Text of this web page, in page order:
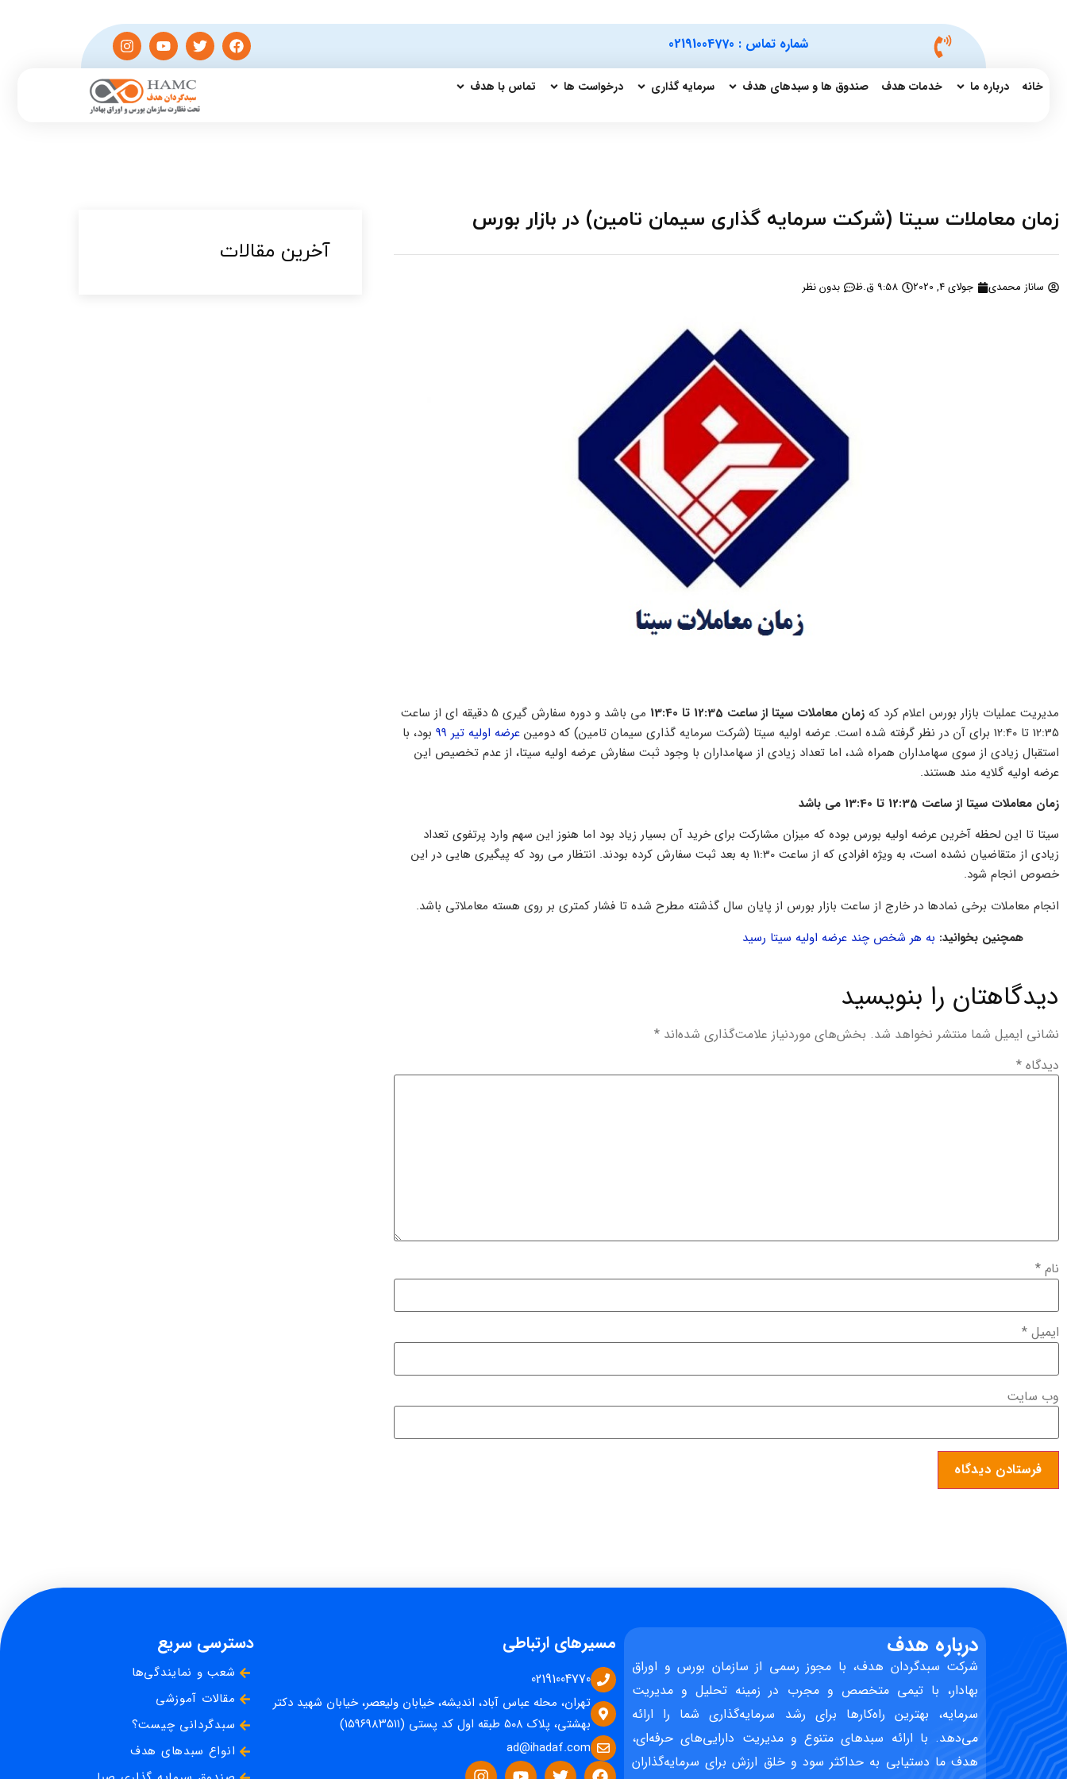
شماره تماس : 02191004770
خانه درباره ما خدمات هدف صندوق ها و سبدهای هدف سرمایه گذاری درخواست ها تماس با هدف
زمان معاملات سیتا (شرکت سرمایه گذاری سیمان تامین) در بازار بورس
ساناز محمدی جولای 4, 2020 9:58 ق.ظ بدون نظر
مدیریت عملیات بازار بورس اعلام کرد که زمان معاملات سیتا از ساعت 12:35 تا 13:40
می باشد و دوره سفارش گیری 5 دقیقه ای از ساعت
12:35 تا 12:40 برای آن در نظر گرفته شده است. عرضه اولیه سیتا (شرکت سرمایه گذاری سیمان تامین) که دومین
عرضه اولیه تیر 99
بود، با
استقبال زیادی از سوی سهامداران همراه شد، اما تعداد زیادی از سهامداران با وجود ثبت سفارش عرضه اولیه سیتا، از عدم تخصیص این
عرضه اولیه گلایه مند هستند.
زمان معاملات سیتا از ساعت 12:35 تا 13:40 می باشد
سیتا تا این لحظه آخرین عرضه اولیه بورس بوده که میزان مشارکت برای خرید آن بسیار زیاد بود اما هنوز این سهم وارد پرتفوی تعداد
زیادی از متقاضیان نشده است، به ویژه افرادی که از ساعت 11:30 به بعد ثبت سفارش کرده بودند. انتظار می رود که پیگیری هایی در این
خصوص انجام شود.
انجام معاملات برخی نمادها در خارج از ساعت بازار بورس از پایان سال گذشته مطرح شده تا فشار کمتری بر روی هسته معاملاتی باشد.
همچنین بخوانید: به هر شخص چند عرضه اولیه سیتا رسید
دیدگاهتان را بنویسید
نشانی ایمیل شما منتشر نخواهد شد. بخش‌های موردنیاز علامت‌گذاری شده‌اند *
دیدگاه *
نام *
ایمیل *
وب‌ سایت
آخرین مقالات​
درباره هدف
شرکت سبدگردان هدف، با مجوز رسمی از سازمان بورس و اوراق
بهادار، با تیمی متخصص و مجرب در زمینه تحلیل و مدیریت
سرمایه، بهترین راه‌کارها برای رشد سرمایه‌گذاری شما را ارائه
می‌دهد. با ارائه سبدهای متنوع و مدیریت دارایی‌های حرفه‌ای،
هدف ما دستیابی به حداکثر سود و خلق ارزش برای سرمایه‌گذاران
مسیرهای ارتباطی
02191004770
تهران، محله عباس آباد، اندیشه، خیابان ولیعصر، خیابان شهید دکتر
بهشتی، پلاک ۵۰۸ طبقه اول کد پستی (۱۵۹۶۹۸۳۵۱۱)
ad@ihadaf.com
دسترسی سریع
شعب و نمایندگی‌ها
مقالات آموزشی
سبدگردانی چیست؟
انواع سبدهای هدف